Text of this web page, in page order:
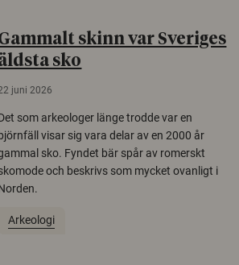
skinn var Sveriges
sko
juni 2026
som arkeologer länge trodde var en
björnfäll visar sig vara delar av en 2000 år
sko. Fyndet bär spår av romerskt
och beskrivs som mycket ovanligt i
Arkeologi